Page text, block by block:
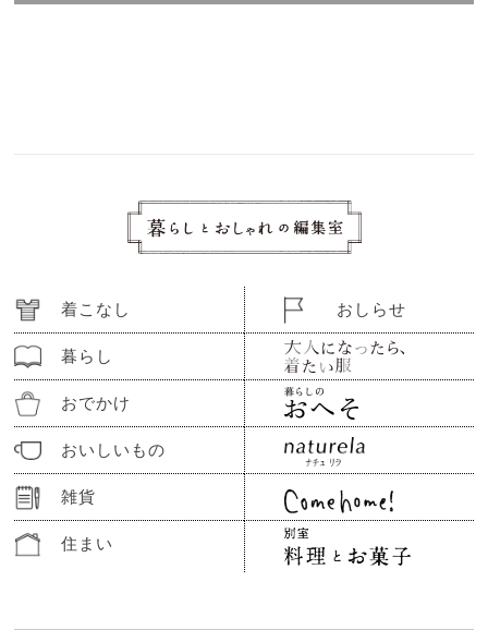
着こなし
暮らし
おでかけ
おいしいもの
雑貨
住まい
おしらせ